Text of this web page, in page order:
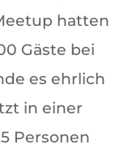
hatten
Gäste bei
es ehrlich
in einer
Personen